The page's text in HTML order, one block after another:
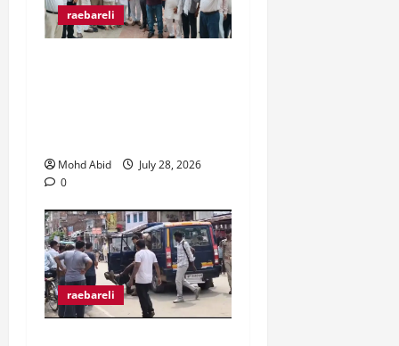
raebareli
Mohd Abid
July 28, 2026
0
raebareli